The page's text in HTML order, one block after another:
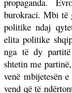
burokraci. Mbi të
politike ndaj
elita politike
nga të dy partitë
shtetin me
venë mbijetesën
vend që të